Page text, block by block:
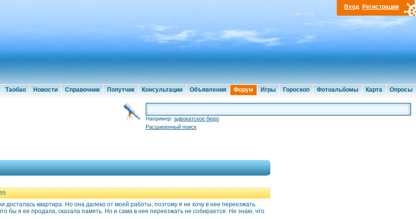
Таобао Новости Справочник Попутчик Консультации Объявления Форум Игры Гороскоп Фотоальбомы Карта Опросы
Вход Регистрация
Например: адвокатское бюро
Расширенный поиск
досталась квартира. Но она далеко от моей работы, поэтому я не хочу в нее переезжать.
бы я ее продала, сказала память. Но и сама в нее переезжать не собирается. Не знаю, что